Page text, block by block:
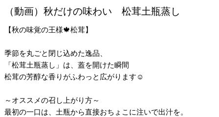
（動画）秋だけの味わい 松茸土瓶蒸し
【秋の味覚の王様🍁松茸】
季節を丸ごと閉じ込めた逸品、
「松茸土瓶蒸し」は、蓋を開けた瞬間
松茸の芳醇な香りがふわっと広がります☺️
～オススメの召し上がり方～
最初の一口は、土瓶から直接おちょこに注いで出汁を。